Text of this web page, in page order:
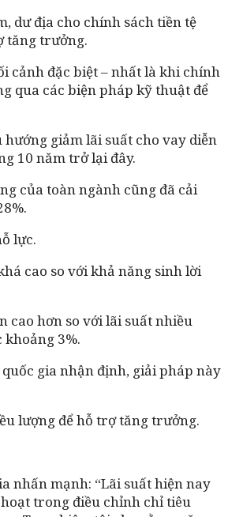
dư địa cho chính sách tiền tệ
tăng trưởng.
cảnh đặc biệt – nhất là khi chính
qua các biện pháp kỹ thuật để
giảm lãi suất cho vay diễn
10 năm trở lại đây.
của toàn ngành cũng đã cải
lực.
cao so với khả năng sinh lời
cao hơn so với lãi suất nhiều
3%.
gia nhận định, giải pháp này
lượng để hỗ trợ tăng trưởng.
nhấn mạnh: “Lãi suất hiện nay
trong điều chỉnh chỉ tiêu